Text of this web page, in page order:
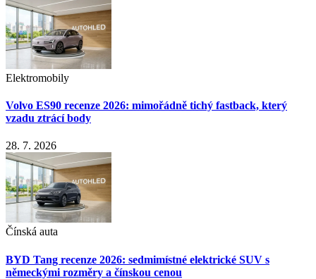
Elektromobily
Volvo ES90 recenze 2026: mimořádně tichý fastback, který
vzadu ztrácí body
28. 7. 2026
Čínská auta
BYD Tang recenze 2026: sedmimístné elektrické SUV s
německými rozměry a čínskou cenou